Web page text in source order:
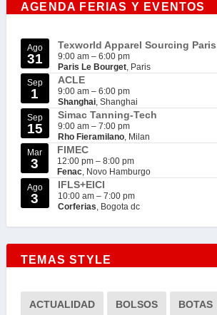
AGENDA FERIAS Y EVENTOS
Ago
31
Texworld Apparel Sourcing Paris
9:00 am – 6:00 pm
Paris Le Bourget, Paris
Sep
1
ACLE
9:00 am – 6:00 pm
Shanghai, Shanghai
Sep
15
Simac Tanning-Tech
9:00 am – 7:00 pm
Rho Fieramilano, Milan
Mar
3
FIMEC
12:00 pm – 8:00 pm
Fenac, Novo Hamburgo
Ago
3
IFLS+EICI
10:00 am – 7:00 pm
Corferias, Bogota dc
TEMAS STYLE
ACTUALIDAD BOLSOS BOTAS